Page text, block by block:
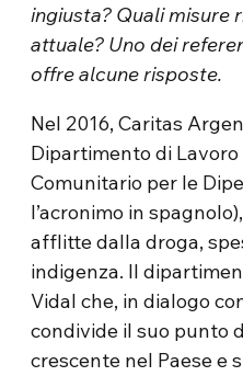
ingiusta? Quali misure
attuale? Uno dei
offre alcune risposte.
Nel 2016, Caritas
Dipartimento di Lavoro
Comunitario per le
l’acronimo in
afflitte dalla droga,
indigenza. Il
Vidal che, in dialogo
condivide il suo punto
crescente nel Paese e